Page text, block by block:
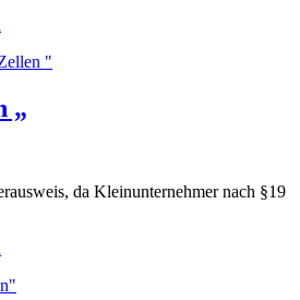
„
da Kleinunternehmer nach §19